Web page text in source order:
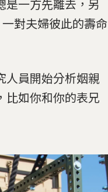
是一方先離去，另
對夫婦彼此的壽命
人員開始分析姻親
比如你和你的表兄